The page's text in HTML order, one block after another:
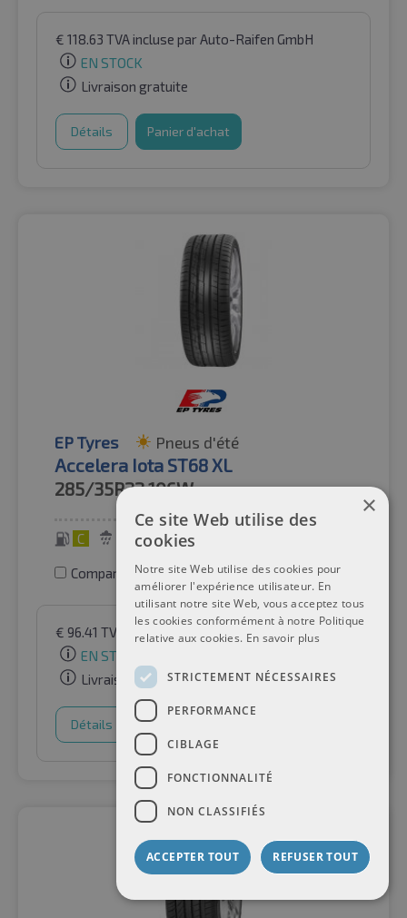
€ 118.63 TVA incluse par Auto-Raifen GmbH
EN STOCK
Livraison gratuite
Détails Panier d'achat
EP Tyres Pneus d'été
Accelera Iota ST68 XL
285/35R22106W
C 68 dB
Comparer les pneus
€ 96.41 TVA incluse
par Auto-Raifen GmbH
EN STOCK
Livraison gratuite
Détails Panier d'achat
×
Ce site Web utilise des
cookies
Notre site Web utilise des cookies pour
améliorer l'expérience utilisateur. En
utilisant notre site Web, vous acceptez tous
les cookies conformément à notre Politique
relative aux cookies. En savoir plus
STRICTEMENT NÉCESSAIRES
PERFORMANCE
CIBLAGE
FONCTIONNALITÉ
NON CLASSIFIÉS
ACCEPTER TOUT REFUSER TOUT